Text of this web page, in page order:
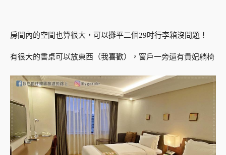
房間內的空間也算很大，可以攤平二個29吋行李箱沒問題！
有很大的書桌可以放東西（我喜歡），窗戶一旁還有貴妃躺椅